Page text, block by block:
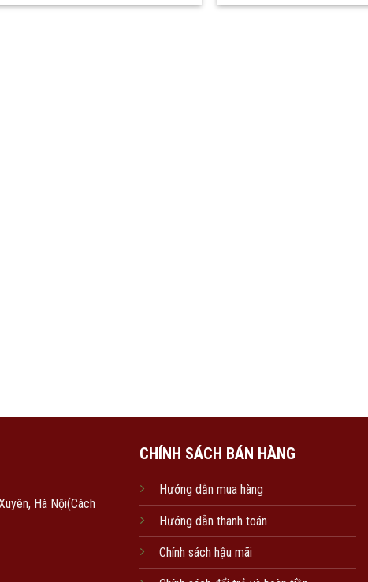
Hà Nội(Cách
CHÍNH SÁCH BÁN HÀNG
Hướng dẫn mua hàng
Hướng dẫn thanh toán
Chính sách hậu mãi